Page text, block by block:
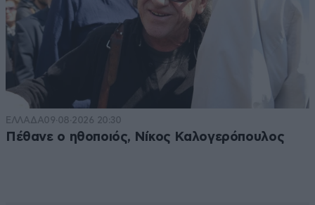
ΕΛΛΑΔΑ09·08·2026 20:30
Πέθανε ο ηθοποιός, Νίκος Καλογερόπουλος